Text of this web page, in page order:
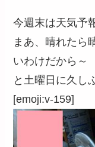
今週末は天気予
まあ、晴れたら
いわけだから～
と土曜日に久し
[emoji:v-159]